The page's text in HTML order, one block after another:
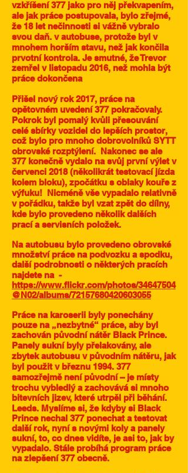
vzkříšení 377 jako pro něj překvapením,
ale jak práce postupovala, bylo zřejmé,
že 18 let nečinnosti si vážně vybralo
svou daň. v autobuse, protože byl v
mnohem horším stavu, než jak končila
prvotní kontrola. Je smutné, že Trevor
zemřel v listopadu 2016, než mohla být
práce dokončena
Přišel nový rok 2017, práce na
opětovném uvedení 377 pokračovaly.
Pokrok byl pomalý kvůli přesouvání
celé sbírky vozidel do lepších prostor,
což bylo pro mnoho dobrovolníků SYTT
obrovské rozptýlení. Nakonec se ale
377 konečně vydalo na svůj první výlet v
červenci 2018 (několikrát testovací jízda
kolem bloku), zpočátku s oblaky kouře z
výfuku! Nicméně vše vypadalo relativně
v pořádku, takže byl vzat zpět do dílny,
kde bylo provedeno několik dalších
prací a servisních položek.
Na autobusu bylo provedeno obrovské
množství práce na podvozku a spodku,
další podrobnosti o některých pracích
najdete na -
https://www.flickr.com/photos/34647504
@N02/albums/72157680420603055
Práce na karoserii byly ponechány
pouze na „nezbytné“ práce, aby byl
zachován původní nátěr Black Prince.
Panely sukní byly přelakovány, ale
zbytek autobusu v původním nátěru, jak
byl použit v březnu 1994. 377
samozřejmě není původní – je místy
trochu vybledlý a zachovává si mnoho
bitevních jizev, které utrpěl při běhání.
Leeds. Myslíme si, že kdyby si Black
Prince nechal 377 ponechat a testovat
další rok, nyní s novými koly a panely
sukní, to, co dnes vidíte, je asi to, jak by
vypadalo. Stále probíhá program práce
na zlepšení 377 obecně.